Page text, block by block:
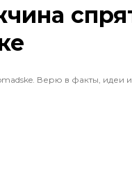
Верю в факты, идеи